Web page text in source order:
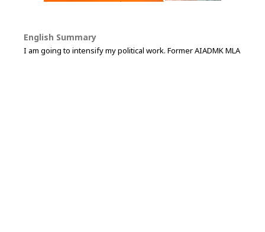
English Summary
I am going to intensify my political work. Former AIADMK MLA